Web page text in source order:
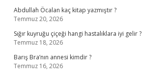
Abdullah Öcalan kaç kitap yazmıştır ?
Temmuz 20, 2026
Sığır kuyruğu çiçeği hangi hastalıklara iyi gelir ?
Temmuz 18, 2026
Barış Bra’nın annesi kimdir ?
Temmuz 16, 2026